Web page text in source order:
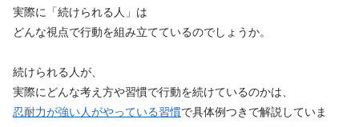
実際に「続けられる人」は
どんな視点で行動を組み立てているのでしょうか。
続けられる人が、
実際にどんな考え方や習慣で行動を続けているのかは、
忍耐力が強い人がやっている習慣で具体例つきで解説していま